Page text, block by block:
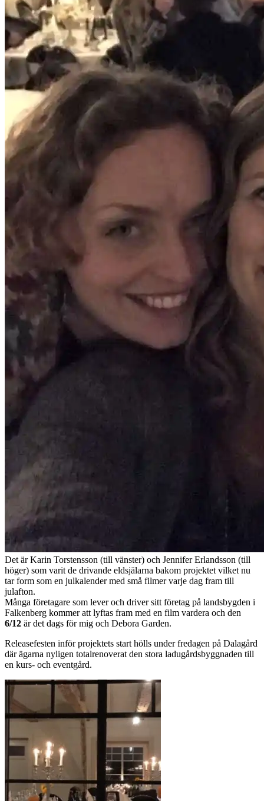
Det är Karin Torstensson (till vänster) och Jennifer Erlandsson (till
höger) som varit de drivande eldsjälarna bakom projektet vilket nu
tar form som en julkalender med små filmer varje dag fram till
julafton.
Många företagare som lever och driver sitt företag på landsbygden i
Falkenberg kommer att lyftas fram med en film vardera och den
6/12 är det dags för mig och Debora Garden.
Releasefesten inför projektets start hölls under fredagen på Dalagård
där ägarna nyligen totalrenoverat den stora ladugårdsbyggnaden till
en kurs- och eventgård.